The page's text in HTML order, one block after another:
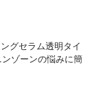
グセラム透明タイ
ゾーンの悩みに簡